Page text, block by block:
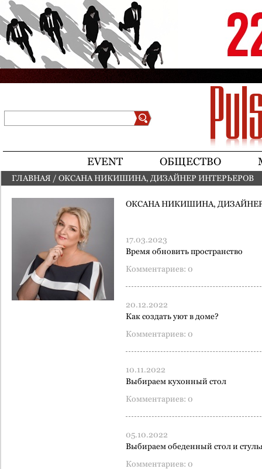
Jump to navigation
EVENT ОБЩЕСТВО
ВЫ ЗДЕСЬ
ГЛАВНАЯ / ОКСАНА НИКИШИНА, ДИЗАЙНЕР ИНТЕРЬЕРОВ
ОКСАНА НИКИШИНА,
17.03.2023
Время обновить пространство
Комментариев: 0
20.12.2022
Как создать уют в доме?
Комментариев: 0
10.11.2022
Выбираем кухонный стол
Комментариев: 0
05.10.2022
Выбираем обеденный стол и
Комментариев: 0